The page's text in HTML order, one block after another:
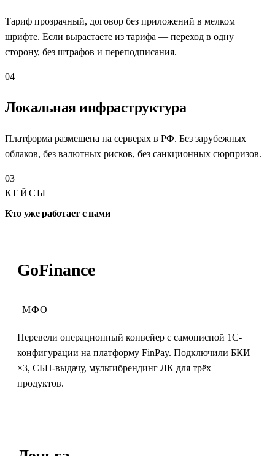
Тариф прозрачный, договор без приложений в мелком
шрифте. Если вырастаете из тарифа — переход в одну
сторону, без штрафов и переподписания.
04
Локальная инфраструктура
Платформа размещена на серверах в РФ. Без зарубежных
облаков, без валютных рисков, без санкционных сюрпризов.
03
КЕЙСЫ
Кто уже работает с нами
GoFinance
МФО
Перевели операционный конвейер с самописной 1С-
конфигурации на платформу FinPay. Подключили БКИ
×3, СБП-выдачу, мультибрендинг ЛК для трёх
продуктов.